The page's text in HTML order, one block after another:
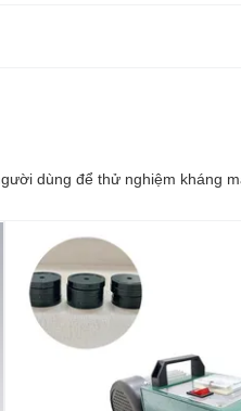
dùng để thử nghiệm kháng